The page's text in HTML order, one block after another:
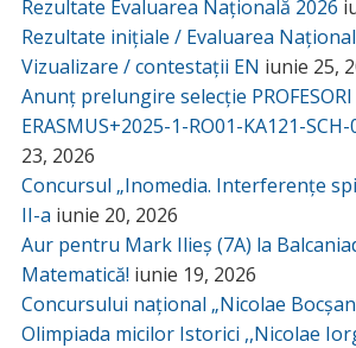
Rezultate Evaluarea Națională 2026
Rezultate inițiale / Evaluarea
Vizualizare / contestații EN iunie 25,
Anunț prelungire selecție PROFESORI
ERASMUS+2025-1-RO01-KA121-
23, 2026
Concursul „Inomedia. Interferențe
II-a iunie 20, 2026
Aur pentru Mark Ilieș (7A) la
Matematică! iunie 19, 2026
Concursului național „Nicolae
Olimpiada micilor Istorici ,,Nicolae